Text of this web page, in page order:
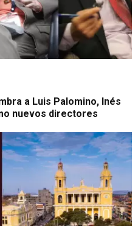
a Luis Palomino, Inés
nuevos directores